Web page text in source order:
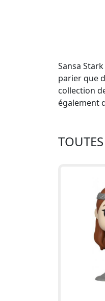
Sansa
parier que
collection
également